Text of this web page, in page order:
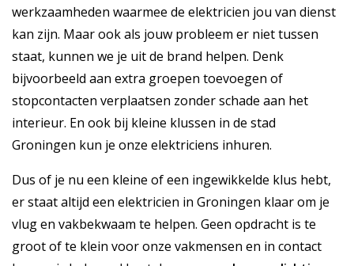
werkzaamheden waarmee de elektricien jou van dienst
kan zijn. Maar ook als jouw probleem er niet tussen
staat, kunnen we je uit de brand helpen. Denk
bijvoorbeeld aan extra groepen toevoegen of
stopcontacten verplaatsen zonder schade aan het
interieur. En ook bij kleine klussen in de stad
Groningen kun je onze elektriciens inhuren.
Dus of je nu een kleine of een ingewikkelde klus hebt,
er staat altijd een elektricien in Groningen klaar om je
vlug en vakbekwaam te helpen. Geen opdracht is te
groot of te klein voor onze vakmensen en in contact